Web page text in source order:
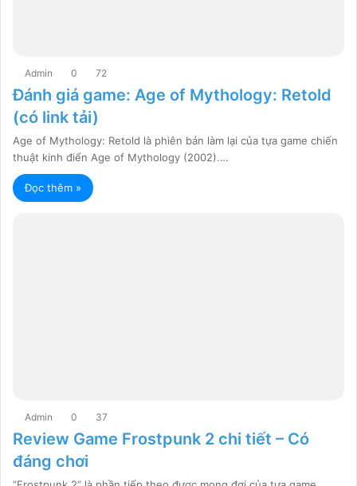
Admin 0 72
Đánh giá game: Age of Mythology: Retold
(có link tải)
Age of Mythology: Retold là phiên bản làm lại của tựa game chiến
thuật kinh điển Age of Mythology (2002).…
Đọc thêm »
Admin 0 37
Review Game Frostpunk 2 chi tiết – Có
đáng chơi